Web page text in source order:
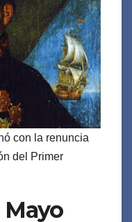
con la renuncia
del Primer
Mayo